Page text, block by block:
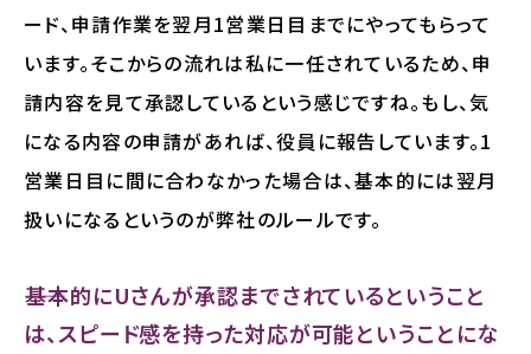
ード、申請作業を翌月1営業日目までにやってもらって
います。そこからの流れは私に一任されているため、申
請内容を見て承認しているという感じですね。もし、気
になる内容の申請があれば、役員に報告しています。1
営業日目に間に合わなかった場合は、基本的には翌月
扱いになるというのが弊社のルールです。
――基本的にUさんが承認までされているということ
は、スピード感を持った対応が可能ということにな